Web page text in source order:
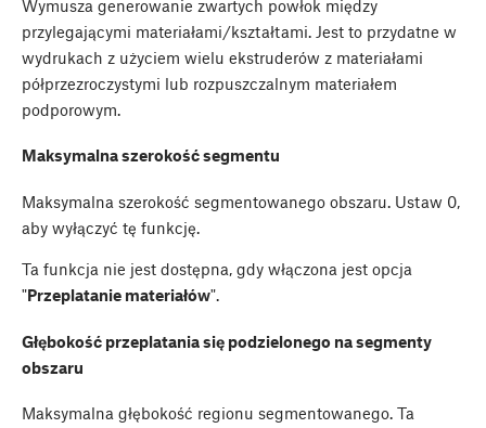
Wymusza generowanie zwartych powłok między
przylegającymi materiałami/kształtami. Jest to przydatne w
wydrukach z użyciem wielu ekstruderów z materiałami
półprzezroczystymi lub rozpuszczalnym materiałem
podporowym.
Maksymalna szerokość segmentu
Maksymalna szerokość segmentowanego obszaru. Ustaw 0,
aby wyłączyć tę funkcję.
Ta funkcja nie jest dostępna, gdy włączona jest opcja
"Przeplatanie materiałów".
Głębokość przeplatania się podzielonego na segmenty
obszaru
Maksymalna głębokość regionu segmentowanego. Ta